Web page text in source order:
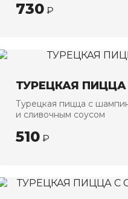
730 ₽
ТУРЕЦКАЯ
Турецкая пицца с
и сливочным соусом
510 ₽